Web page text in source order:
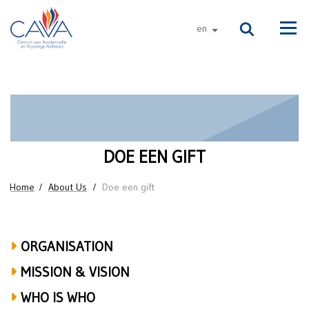
Skip to main content
en other languages
een
DOE EEN GIFT
You are here
Home About Us Doe een gift
ORGANISATION
MISSION & VISION
WHO IS WHO